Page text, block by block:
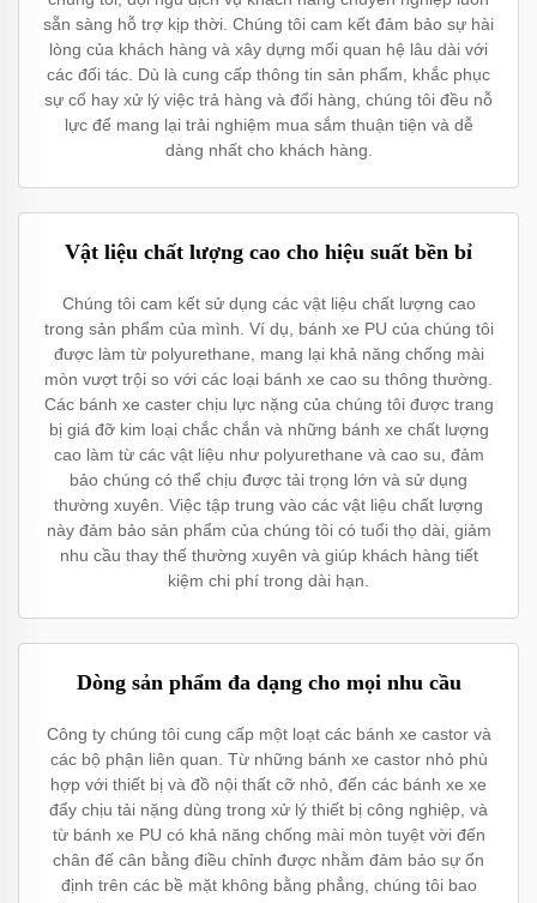
sẵn sàng hỗ trợ kịp thời. Chúng tôi cam kết đảm bảo sự hài
lòng của khách hàng và xây dựng mối quan hệ lâu dài với
các đối tác. Dù là cung cấp thông tin sản phẩm, khắc phục
sự cố hay xử lý việc trả hàng và đổi hàng, chúng tôi đều nỗ
lực để mang lại trải nghiệm mua sắm thuận tiện và dễ
dàng nhất cho khách hàng.
Vật liệu chất lượng cao cho hiệu suất bền bỉ
Chúng tôi cam kết sử dụng các vật liệu chất lượng cao
trong sản phẩm của mình. Ví dụ, bánh xe PU của chúng tôi
được làm từ polyurethane, mang lại khả năng chống mài
mòn vượt trội so với các loại bánh xe cao su thông thường.
Các bánh xe caster chịu lực nặng của chúng tôi được trang
bị giá đỡ kim loại chắc chắn và những bánh xe chất lượng
cao làm từ các vật liệu như polyurethane và cao su, đảm
bảo chúng có thể chịu được tải trọng lớn và sử dụng
thường xuyên. Việc tập trung vào các vật liệu chất lượng
này đảm bảo sản phẩm của chúng tôi có tuổi thọ dài, giảm
nhu cầu thay thế thường xuyên và giúp khách hàng tiết
kiệm chi phí trong dài hạn.
Dòng sản phẩm đa dạng cho mọi nhu cầu
Công ty chúng tôi cung cấp một loạt các bánh xe castor và
các bộ phận liên quan. Từ những bánh xe castor nhỏ phù
hợp với thiết bị và đồ nội thất cỡ nhỏ, đến các bánh xe xe
đẩy chịu tải nặng dùng trong xử lý thiết bị công nghiệp, và
từ bánh xe PU có khả năng chống mài mòn tuyệt vời đến
chân đế cân bằng điều chỉnh được nhằm đảm bảo sự ổn
định trên các bề mặt không bằng phẳng, chúng tôi bao